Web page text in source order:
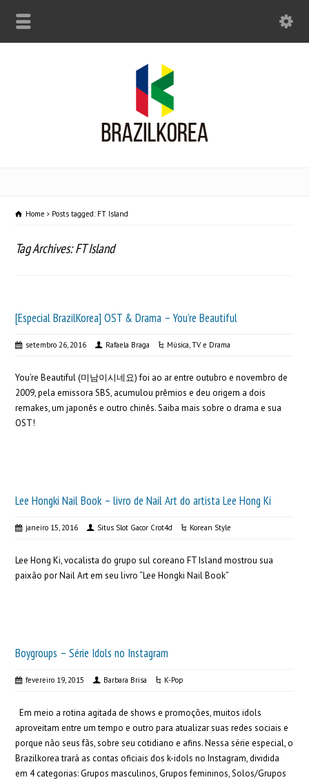
Home Posts tagged: FT Island
Tag Archives: FT Island
[Especial BrazilKorea] OST & Drama – You’re Beautiful
setembro 26, 2016 Rafaela Braga Música,TV e Drama
You’re Beautiful (미남이시네요) foi ao ar entre outubro e novembro de
2009, pela emissora SBS, acumulou prêmios e deu origem a dois
remakes, um japonês e outro chinês. Saiba mais sobre o drama e sua
OST!
Lee Hongki Nail Book – livro de Nail Art do artista Lee Hong Ki
janeiro 15, 2016 Situs Slot Gacor Crot4d Korean Style
Lee Hong Ki, vocalista do grupo sul coreano FT Island mostrou sua
paixão por Nail Art em seu livro “Lee Hongki Nail Book”
Boygroups – Série Idols no Instagram
fevereiro 19, 2015 Barbara Brisa K-Pop
Em meio a rotina agitada de shows e promoções, muitos idols
aproveitam entre um tempo e outro para atualizar suas redes sociais e
porque não seus fãs, sobre seu cotidiano e afins. Nessa série especial, o
Brazilkorea trará as contas oficiais dos k-idols no Instagram, dividida
em 4 categorias: Grupos masculinos, Grupos femininos, Solos/Grupos